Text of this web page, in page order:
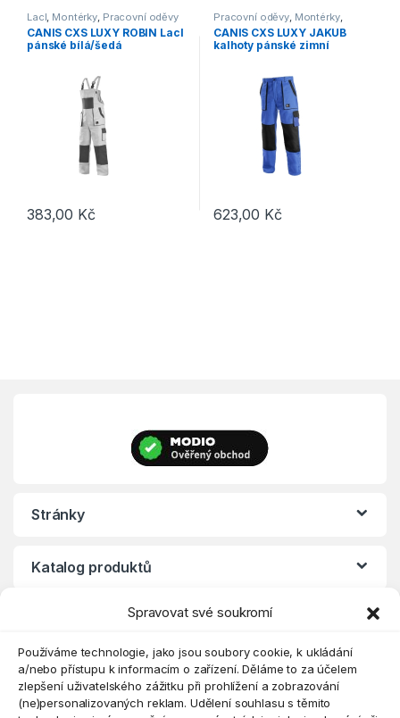
Spravovat své soukromí
Používáme technologie, jako jsou soubory cookie, k ukládání
a/nebo přístupu k informacím o zařízení. Děláme to za účelem
zlepšení uživatelského zážitku při prohlížení a zobrazování
(ne)personalizovaných reklam. Udělení souhlasu s těmito
Lacl Montérky Pracovní oděvy
CANIS CXS LUXY ROBIN Lacl
pánské bílá/šedá
383,00 Kč
Tento produkt má více variant. Možnosti lze vybrat na stránce
Pracovní oděvy Montérky,
Kalhoty ,Výprodej
CANIS CXS LUXY JAKUB
kalhoty pánské zimní
623,00 Kč
Tento produkt má více
Stránky
Katalog produktů